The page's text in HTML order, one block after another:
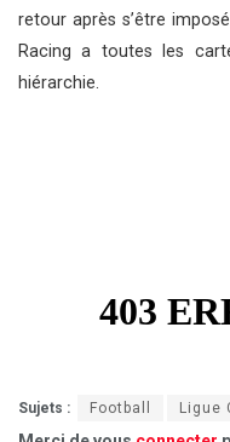
retour après s’être
Racing a toutes les
hiérarchie.
Sujets : Football Ligue